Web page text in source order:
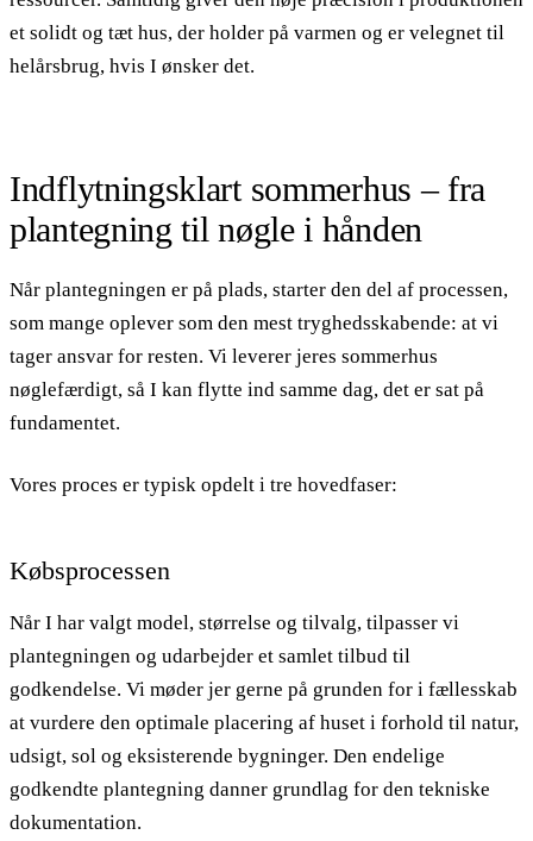
et solidt og tæt hus, der holder på varmen og er velegnet til
helårsbrug, hvis I ønsker det.
Indflytningsklart sommerhus – fra
plantegning til nøgle i hånden
Når plantegningen er på plads, starter den del af processen,
som mange oplever som den mest tryghedsskabende: at vi
tager ansvar for resten. Vi leverer jeres sommerhus
nøglefærdigt, så I kan flytte ind samme dag, det er sat på
fundamentet.
Vores proces er typisk opdelt i tre hovedfaser:
Købsprocessen
Når I har valgt model, størrelse og tilvalg, tilpasser vi
plantegningen og udarbejder et samlet tilbud til
godkendelse. Vi møder jer gerne på grunden for i fællesskab
at vurdere den optimale placering af huset i forhold til natur,
udsigt, sol og eksisterende bygninger. Den endelige
godkendte plantegning danner grundlag for den tekniske
dokumentation.